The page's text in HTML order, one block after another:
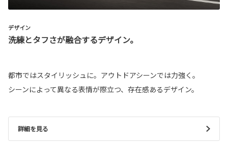
デザイン
洗練とタフさが融合するデザイン。
都市ではスタイリッシュに。アウトドアシーンでは力強く。
シーンによって異なる表情が際立つ、存在感あるデザイン。
詳細を見る